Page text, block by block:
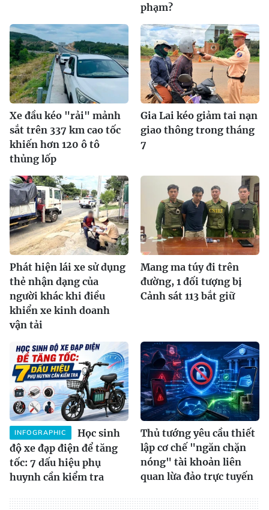
phạm?
Xe đầu kéo "rải" mảnh
sắt trên 337 km cao tốc
khiến hơn 120 ô tô
thủng lốp
Gia Lai kéo giảm tai nạn
giao thông trong tháng
7
Phát hiện lái xe sử dụng
thẻ nhận dạng của
người khác khi điều
khiển xe kinh doanh
vận tải
Mang ma túy đi trên
đường, 1 đối tượng bị
Cảnh sát 113 bắt giữ
INFOGRAPHIC
Học sinh
độ xe đạp điện để tăng
tốc: 7 dấu hiệu phụ
huynh cần kiểm tra
Thủ tướng yêu cầu thiết
lập cơ chế "ngăn chặn
nóng" tài khoản liên
quan lừa đảo trực tuyến